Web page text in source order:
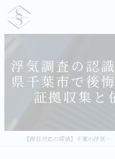
浮気調査の認
県千葉市で後
証拠収集と
【即日対応の探偵】千葉の浮気調査｜相談無料・比較しておすすめ／総合探偵社シークレットシャドー 千葉オフィス